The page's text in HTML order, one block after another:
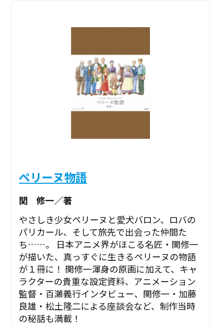
ペリーヌ物語
関 修一／著
やさしき少女ペリーヌと愛犬バロン、ロバの
パリカール、そして旅先で出会った仲間た
ち……。 日本アニメ界がほこる名匠・関修一
が描いた、真っすぐに生きるペリーヌの物語
が１冊に！ 関修一渾身の原画に加えて、キャ
ラクターの貴重な設定資料、アニメーション
監督・百瀬義行インタビュー、関修一・加藤
良雄・松土隆二による座談会など、制作当時
の秘話も満載！